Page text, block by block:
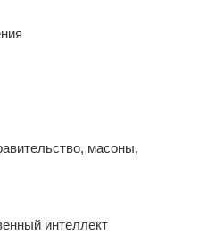
масоны,
интеллект